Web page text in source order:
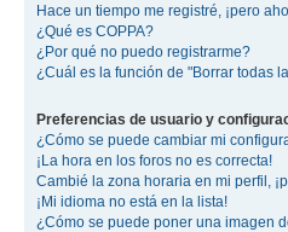
Hace un tiempo me registré, ¡pero
¿Qué es COPPA?
¿Por qué no puedo registrarme?
¿Cuál es la función de "Borrar todas
Preferencias de usuario y
¿Cómo se puede cambiar mi
¡La hora en los foros no es correcta!
Cambié la zona horaria en mi perfil,
¡Mi idioma no está en la lista!
¿Cómo se puede poner una imagen